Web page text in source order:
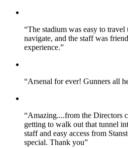
“The stadium was easy to
navigate, and the staff was
experience.”
“Arsenal for ever! Gunners all
“Amazing....from the Directors
getting to walk out that tunnel
staff and easy access from
special. Thank you”